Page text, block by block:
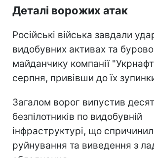
Деталі ворожих атак
Російські війська завдали
видобувних активах та
майданчику компанії
серпня, привівши до їх
Загалом ворог випустив
безпілотників по видобувній
інфраструктурі, що
руйнування та виведення з